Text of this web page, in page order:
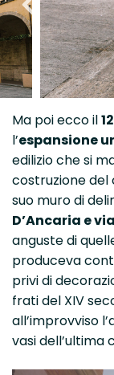
Ma poi ecco il
l’espansione
edilizio che si
costruzione del
suo muro di
D’Ancaria e
anguste di
produceva
privi di
frati del XIV
all’improvviso
vasi dell’ultima